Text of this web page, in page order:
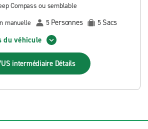
Compass ou semblable
manuelle
5 Personnes 5 Sacs
du véhicule
intermédiaire Détails